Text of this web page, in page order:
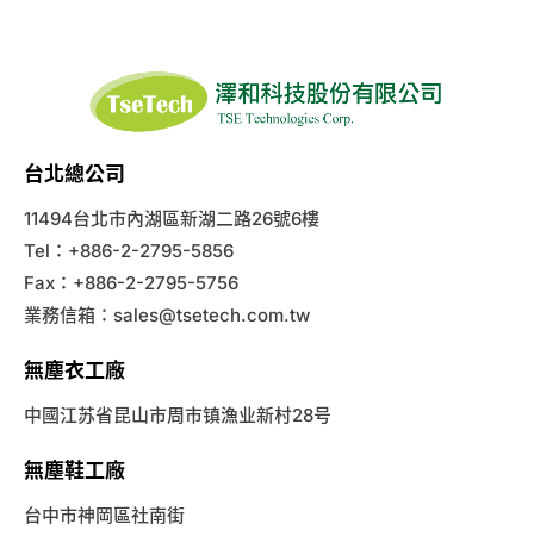
台北總公司
11494台北市內湖區新湖二路26號6樓
Tel：+886-2-2795-5856
Fax：+886-2-2795-5756
業務信箱： sales@tsetech.com.tw
無塵衣工廠
中國江苏省昆山市周市镇漁业新村28号
無塵鞋工廠
台中市神岡區社南街